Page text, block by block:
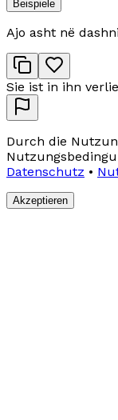
Beispiele
Ajo asht në
Sie ist in ihn
Durch die
Datenschutz •
Akzeptieren